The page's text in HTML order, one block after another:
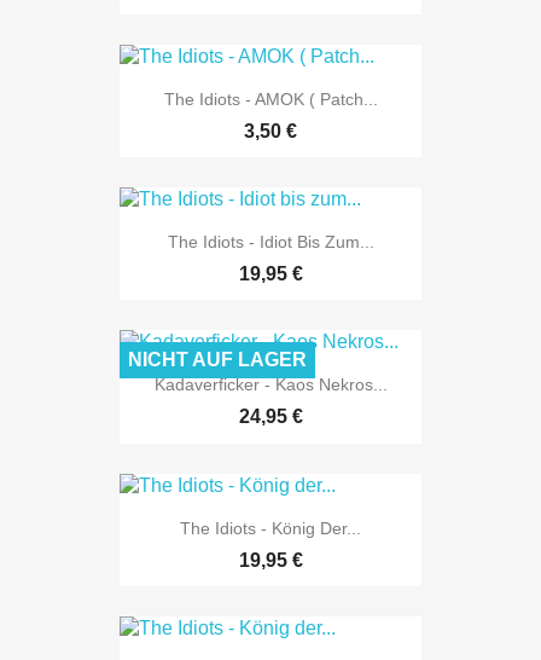
The Idiots - AMOK ( Patch...
3,50 €
The Idiots - Idiot Bis Zum...
19,95 €
Kadaverficker - Kaos Nekros...
24,95 €
NICHT AUF LAGER
The Idiots - König Der...
19,95 €